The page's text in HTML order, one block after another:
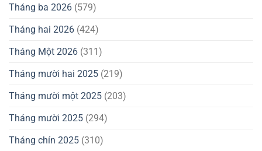
Tháng ba 2026 (579)
Tháng hai 2026 (424)
Tháng Một 2026 (311)
Tháng mười hai 2025 (219)
Tháng mười một 2025 (203)
Tháng mười 2025 (294)
Tháng chín 2025 (310)